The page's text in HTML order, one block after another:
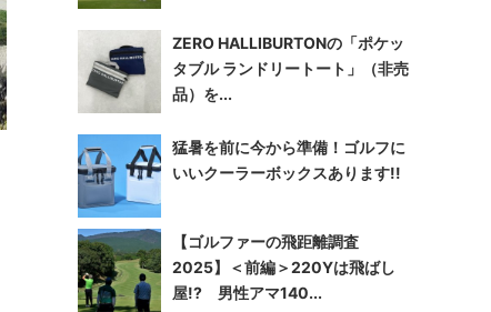
ZERO HALLIBURTONの「ポケッ
タブル ランドリートート」（非売
品）を...
猛暑を前に今から準備！ゴルフに
いいクーラーボックスあります!!
【ゴルファーの飛距離調査
2025】＜前編＞220Yは飛ばし
屋!? 男性アマ140...